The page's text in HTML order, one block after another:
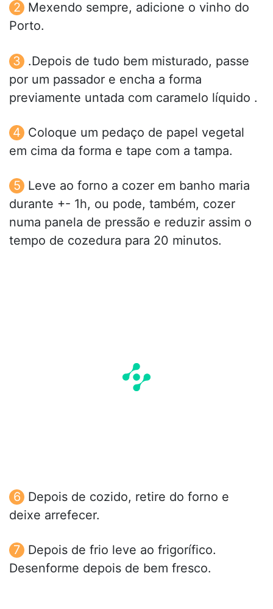
Mexendo sempre, adicione o vinho do
Porto.
.Depois de tudo bem misturado, passe
por um passador e encha a forma
previamente untada com caramelo líquido .
Coloque um pedaço de papel vegetal
em cima da forma e tape com a tampa.
Leve ao forno a cozer em banho maria
durante +- 1h, ou pode, também, cozer
numa panela de pressão e reduzir assim o
tempo de cozedura para 20 minutos.
Depois de cozido, retire do forno e
deixe arrefecer.
Depois de frio leve ao frigorífico.
Desenforme depois de bem fresco.